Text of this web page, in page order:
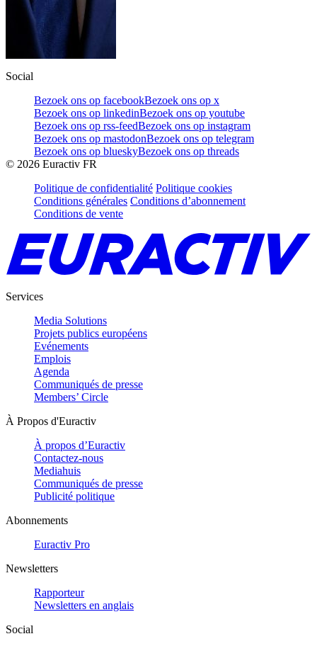
Social
Bezoek ons op facebookBezoek ons op x
Bezoek ons op linkedinBezoek ons op youtube
Bezoek ons op rss-feedBezoek ons op instagram
Bezoek ons op mastodonBezoek ons op telegram
Bezoek ons op blueskyBezoek ons op threads
© 2026 Euractiv FR
Politique de confidentialité Politique cookies
Conditions générales Conditions d’abonnement
Conditions de vente
Services
Media Solutions
Projets publics européens
Evénements
Emplois
Agenda
Communiqués de presse
Members’ Circle
À Propos d'Euractiv
À propos d’Euractiv
Contactez-nous
Mediahuis
Communiqués de presse
Publicité politique
Abonnements
Euractiv Pro
Newsletters
Rapporteur
Newsletters en anglais
Social